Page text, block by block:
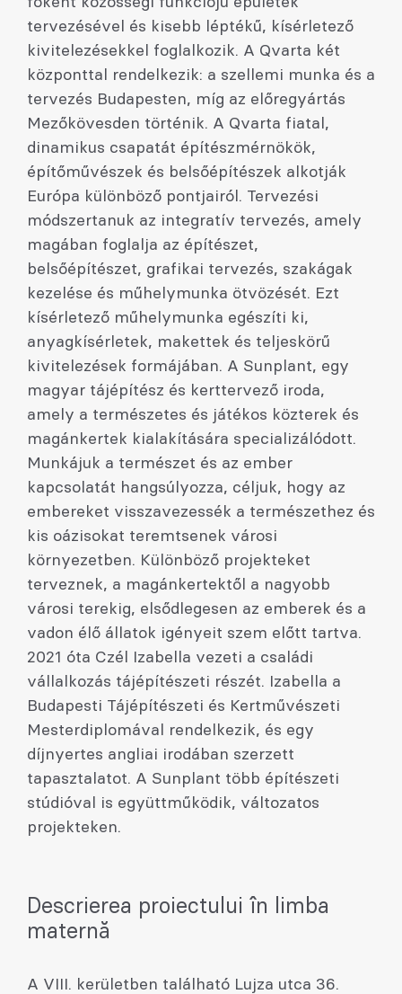
tervezésével és kisebb léptékű, kísérletező
kivitelezésekkel foglalkozik. A Qvarta két
központtal rendelkezik: a szellemi munka és a
tervezés Budapesten, míg az előregyártás
Mezőkövesden történik. A Qvarta fiatal,
dinamikus csapatát építészmérnökök,
építőművészek és belsőépítészek alkotják
Európa különböző pontjairól. Tervezési
módszertanuk az integratív tervezés, amely
magában foglalja az építészet,
belsőépítészet, grafikai tervezés, szakágak
kezelése és műhelymunka ötvözését. Ezt
kísérletező műhelymunka egészíti ki,
anyagkísérletek, makettek és teljeskörű
kivitelezések formájában. A Sunplant, egy
magyar tájépítész és kerttervező iroda,
amely a természetes és játékos közterek és
magánkertek kialakítására specializálódott.
Munkájuk a természet és az ember
kapcsolatát hangsúlyozza, céljuk, hogy az
embereket visszavezessék a természethez és
kis oázisokat teremtsenek városi
környezetben. Különböző projekteket
terveznek, a magánkertektől a nagyobb
városi terekig, elsődlegesen az emberek és a
vadon élő állatok igényeit szem előtt tartva.
2021 óta Czél Izabella vezeti a családi
vállalkozás tájépítészeti részét. Izabella a
Budapesti Tájépítészeti és Kertművészeti
Mesterdiplomával rendelkezik, és egy
díjnyertes angliai irodában szerzett
tapasztalatot. A Sunplant több építészeti
stúdióval is együttműködik, változatos
projekteken.
Descrierea proiectului în limba
maternă
A VIII. kerületben található Lujza utca 36.